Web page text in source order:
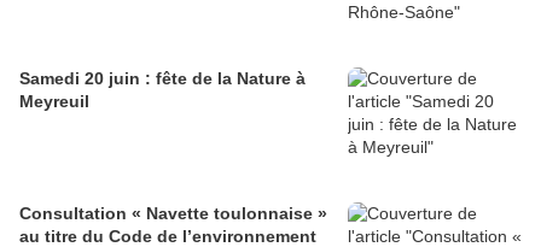
Samedi 20 juin : fête de la Nature à
Meyreuil
Consultation « Navette toulonnaise »
au titre du Code de l’environnement